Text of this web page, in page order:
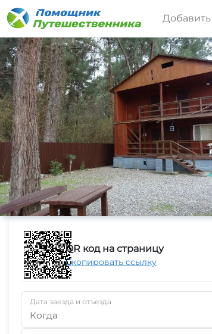
QR код на страницу
Скопировать ссылку
Дата заезда и отъезда
Когда